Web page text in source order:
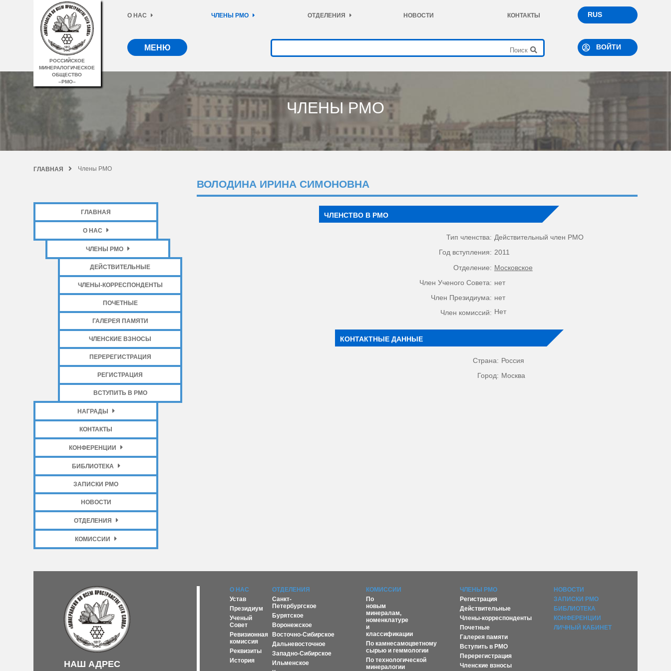
РОССИЙСКОЕ
МИНЕРАЛОГИЧЕСКОЕ
ОБЩЕСТВО
–РМО–
О НАС ЧЛЕНЫ РМО ОТДЕЛЕНИЯ НОВОСТИ КОНТАКТЫ RUS
МЕНЮ ВОЙТИ
ЧЛЕНЫ РМО
ГЛАВНАЯ Члены РМО
ГЛАВНАЯ
О НАС
ЧЛЕНЫ РМО
ДЕЙСТВИТЕЛЬНЫЕ
ЧЛЕНЫ-КОРРЕСПОНДЕНТЫ
ПОЧЕТНЫЕ
ГАЛЕРЕЯ ПАМЯТИ
ЧЛЕНСКИЕ ВЗНОСЫ
ПЕРЕРЕГИСТРАЦИЯ
РЕГИСТРАЦИЯ
ВСТУПИТЬ В РМО
НАГРАДЫ
КОНТАКТЫ
КОНФЕРЕНЦИИ
БИБЛИОТЕКА
ЗАПИСКИ РМО
НОВОСТИ
ОТДЕЛЕНИЯ
КОМИССИИ
ВОЛОДИНА ИРИНА СИМОНОВНА
ЧЛЕНСТВО В РМО
Тип членства: Действительный член РМО
Год вступления: 2011
Отделение: Московское
Член Ученого Совета: нет
Член Президиума: нет
Член комиссий: Нет
КОНТАКТНЫЕ ДАННЫЕ
Страна: Россия
Город: Москва
НАШ АДРЕС
О НАС
Устав
Президиум
Ученый
Совет
Ревизионная
комиссия
Реквизиты
История
ОТДЕЛЕНИЯ
Санкт-
Петербургское
Бурятское
Воронежское
Восточно-Сибирское
Дальневосточное
Западно-Сибирское
Ильменское
КОМИССИИ
По
новым
минералам,
номенклатуре
и
классификации
По камнесамоцветному
сырью и геммологии
По технологической
минералогии
ЧЛЕНЫ РМО
Регистрация
Действительные
Члены-корреспонденты
Почетные
Галерея памяти
Вступить в РМО
Перерегистрация
Членские взносы
НОВОСТИ
ЗАПИСКИ РМО
БИБЛИОТЕКА
КОНФЕРЕНЦИИ
ЛИЧНЫЙ КАБИНЕТ